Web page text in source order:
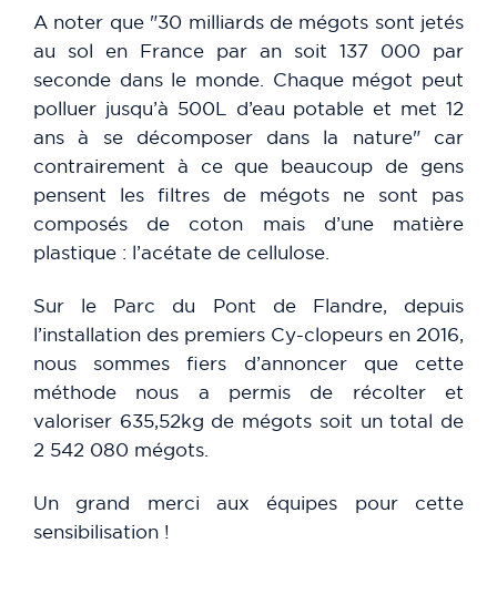
A noter que "30 milliards de mégots sont jetés
au sol en France par an soit 137 000 par
seconde dans le monde. Chaque mégot peut
polluer jusqu’à 500L d’eau potable et met 12
ans à se décomposer dans la nature" car
contrairement à ce que beaucoup de gens
pensent les filtres de mégots ne sont pas
composés de coton mais d’une matière
plastique : l’acétate de cellulose.
Sur le Parc du Pont de Flandre, depuis
l’installation des premiers Cy-clopeurs en 2016,
nous sommes fiers d’annoncer que cette
méthode nous a permis de récolter et
valoriser 635,52kg de mégots soit un total de
2 542 080 mégots.
Un grand merci aux équipes pour cette
sensibilisation !